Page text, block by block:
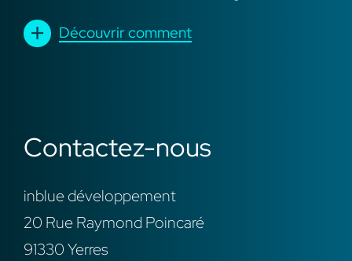
Découvrir comment
Contactez-nous
inblue développement
20 Rue Raymond Poincaré
91330 Yerres